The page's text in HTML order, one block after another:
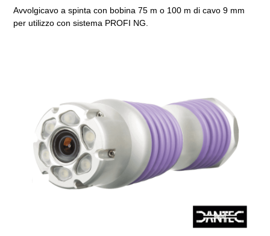
Avvolgicavo a spinta con bobina 75 m o 100 m di cavo 9 mm
per utilizzo con sistema PROFI NG.